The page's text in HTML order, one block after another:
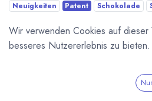
Neuigkeiten
Patent Schokolade
Mehr lesen
Wir verwenden Cookies auf dieser
besseres Nutzererlebnis zu bieten.